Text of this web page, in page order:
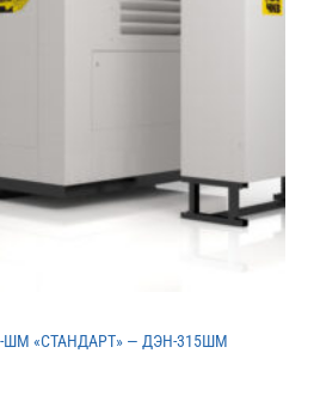
«СТАНДАРТ» — ДЭН-315ШМ